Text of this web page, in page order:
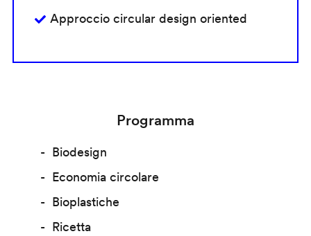
Approccio circular design oriented
Programma
Biodesign
Economia circolare
Bioplastiche
Ricetta